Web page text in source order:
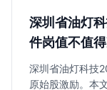
深圳省油灯
件岗值不值
深圳省油灯科技
原始股激励。本